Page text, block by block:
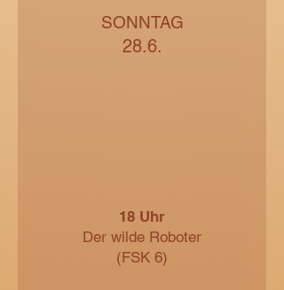
SONNTAG
28.6.
18 Uhr
Der wilde Roboter
(FSK 6)